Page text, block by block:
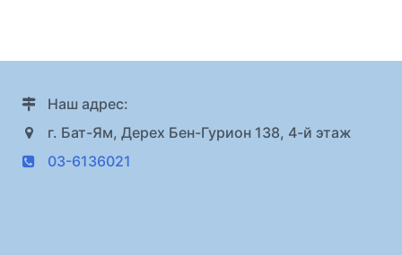
Наш адрес:
г. Бат-Ям, Дерех Бен-Гурион 138, 4-й этаж
03-6136021